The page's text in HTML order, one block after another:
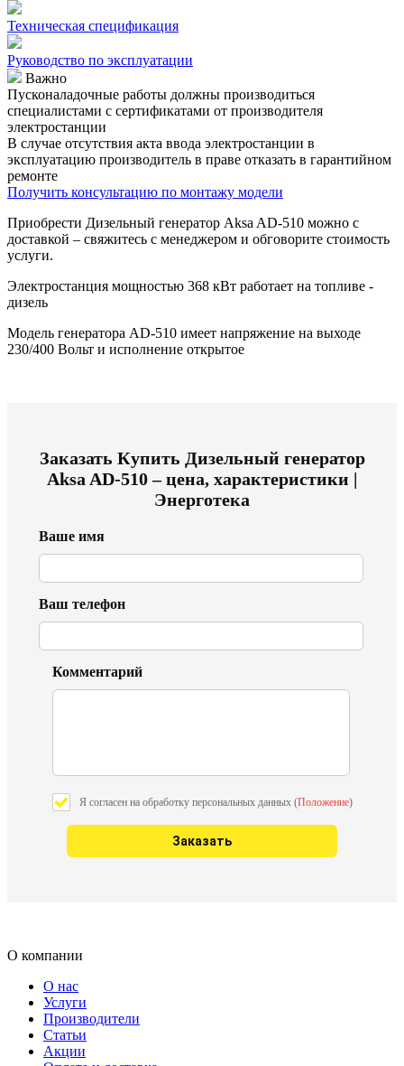
Техническая спецификация
Руководство по эксплуатации
Важно
Пусконаладочные работы должны производиться
специалистами с сертификатами от производителя
электростанции
В случае отсутствия акта ввода электростанции в
эксплуатацию производитель в праве отказать в гарантийном
ремонте
Получить консультацию по монтажу модели
Приобрести Дизельный генератор Aksa AD-510 можно с
доставкой – свяжитесь с менеджером и обговорите стоимость
услуги.
Электростанция мощностью 368 кВт работает на топливе -
дизель
Модель генератора AD-510 имеет напряжение на выходе
230/400 Вольт и исполнение открытое
Заказать Купить Дизельный генератор
Aksa AD-510 – цена, характеристики |
Энерготека
Ваше имя
Ваш телефон
Комментарий
Я согласен на обработку персональных данных (Положение)
О компании
О нас
Услуги
Производители
Статьи
Акции